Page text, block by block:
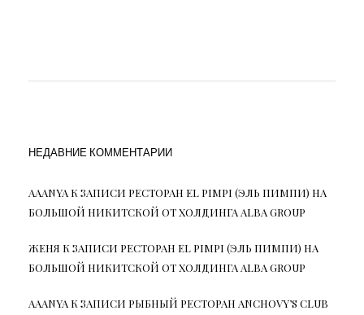
НЕДАВНИЕ КОММЕНТАРИИ
AAANYAК ЗАПИСИ РЕСТОРАН EL PIMPI (ЭЛЬ ПИМПИ) НА
БОЛЬШОЙ НИКИТСКОЙ ОТ ХОЛДИНГА ALBA GROUP
ЖЕНЯ К ЗАПИСИ РЕСТОРАН EL PIMPI (ЭЛЬ ПИМПИ) НА
БОЛЬШОЙ НИКИТСКОЙ ОТ ХОЛДИНГА ALBA GROUP
AAANYAК ЗАПИСИ РЫБНЫЙ РЕСТОРАН ANCHOVY’S CLUB